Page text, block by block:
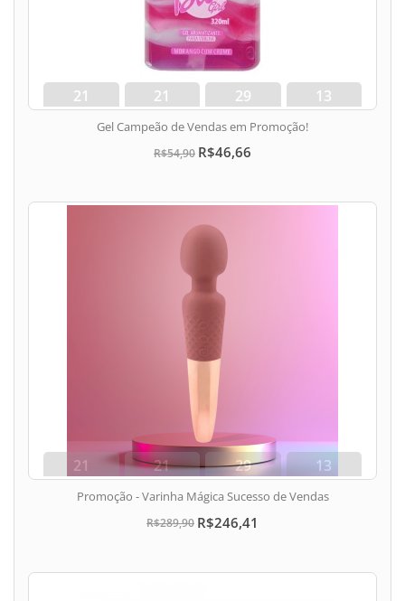
21
dias
21
hora
29
min
12
seg
Gel Campeão de Vendas em Promoção!
R$54,90 R$46,66
21
dias
21
hora
29
min
12
seg
Promoção - Varinha Mágica Sucesso de Vendas
R$289,90 R$246,41